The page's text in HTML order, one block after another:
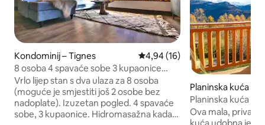
Kondominij – Tignes Prosječna ocjena: 4,94/5,
4,94 (16)
8 osoba 4 spavaće sobe 3 kupaonice
skijanje Tignes LE LAC
Vrlo lijep stan s dva ulaza za 8 osoba
(moguće je smjestiti još 2 osobe bez
nadoplate). Izuzetan pogled. 4 spavaće
sobe, 3 kupaonice. Hidromasažna kada,
Planinska kuća –
Planinska kuća
švicarskim
Ova mala,